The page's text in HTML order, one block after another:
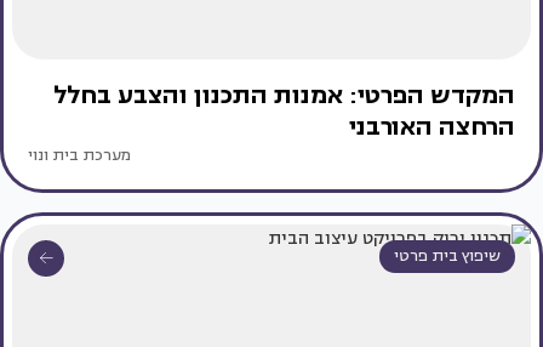
המקדש הפרטי: אמנות התכנון והצבע בחלל
הרחצה האורבני
מערכת בית ונוי
שיפוץ בית פרטי